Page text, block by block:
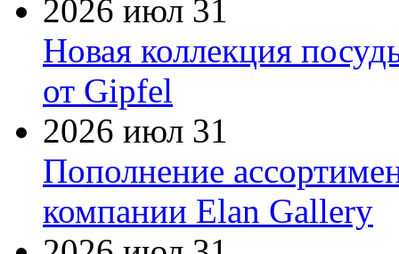
2026 июл 31
Новая коллекция
от Gipfel
2026 июл 31
Пополнение
компании Elan Gallery